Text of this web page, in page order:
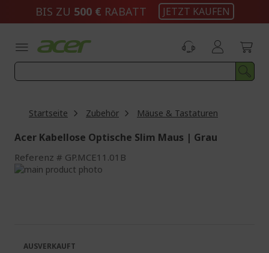
BIS ZU 500 € RABATT JETZT KAUFEN
Startseite Zubehör Mäuse & Tastaturen
Acer Kabellose Optische Slim Maus | Grau
Referenz GP.MCE11.01B
Zum
AUSVERKAUFT